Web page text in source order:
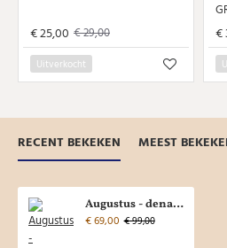
€ 25,00 € 29,00
Uitverkocht
€
RECENT BEKEKEN MEEST
Augustus - denarius Clipeus Virtvtis en terugkeer van de legioenstandaards (AU2147)
€ 69,00 € 99,00